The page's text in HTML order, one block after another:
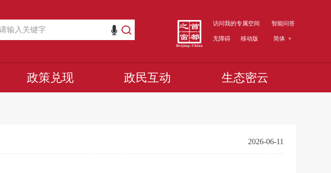
访问我的专属空间 智能问答
无障碍 移动版 简体
政策兑现 政民互动 生态密云
2026-06-11